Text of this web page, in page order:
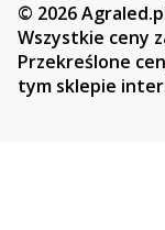
© 2026
Wszystkie ceny
Przekreślone
tym sklepie